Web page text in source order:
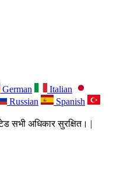
German
Italian
Russian
Spanish
सभी अधिकार सुरक्षित। |